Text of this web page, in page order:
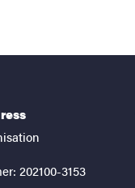
202100-3153